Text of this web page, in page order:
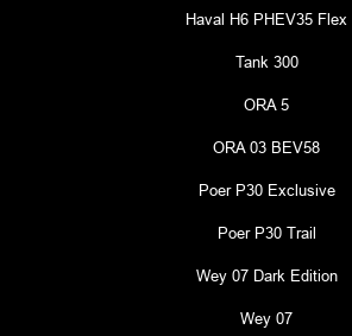
Haval H6 PHEV35 Flex
Tank 300
ORA 5
ORA 03 BEV58
Poer P30 Exclusive
Poer P30 Trail
Wey 07 Dark Edition
Wey 07